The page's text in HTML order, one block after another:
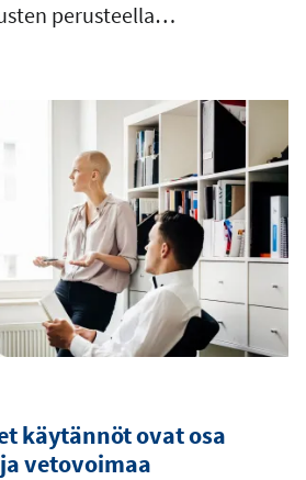
perusteella…
käytännöt ovat osa
vetovoimaa